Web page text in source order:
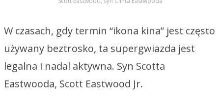
W czasach, gdy termin “ikona kina” jest często
używany beztrosko, ta supergwiazda jest
legalna i nadal aktywna. Syn Scotta
Eastwooda, Scott Eastwood Jr.